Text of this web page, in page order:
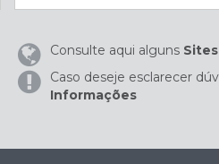
Consulte aqui alguns
Caso deseje esclarecer
Informações